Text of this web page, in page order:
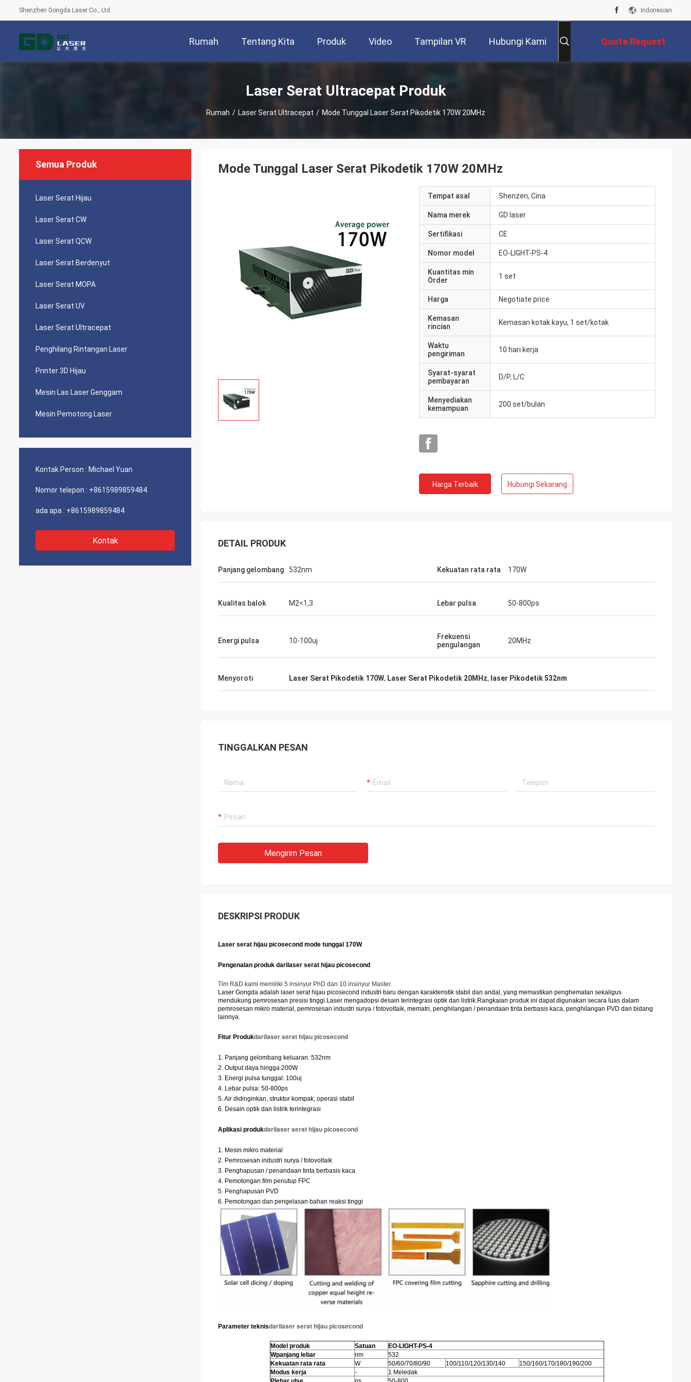
Shenzhen Gongda Laser Co., Ltd. Indonesian
Rumah Tentang Kita Produk Video Tampilan VR Hubungi Kami Quote Request
Laser Serat Ultracepat Produk
Rumah / Laser Serat Ultracepat / Mode Tunggal Laser Serat Pikodetik 170W 20MHz
Semua Produk
Laser Serat Hijau
Laser Serat CW
Laser Serat QCW
Laser Serat Berdenyut
Laser Serat MOPA
Laser Serat UV
Laser Serat Ultracepat
Penghilang Rintangan Laser
Printer 3D Hijau
Mesin Las Laser Genggam
Mesin Pemotong Laser
Kontak Person : Michael Yuan
Nomor telepon : +8615989859484
ada apa : +8615989859484
Kontak
Mode Tunggal Laser Serat Pikodetik 170W 20MHz
Tempat asal Shenzen, Cina
Nama merek GD laser
Sertifikasi CE
Nomor model EO-LIGHT-PS-4
Kuantitas min
Order
1 set
Harga Negotiate price
Kemasan
rincian
Kemasan kotak kayu, 1 set/kotak
Waktu
pengiriman
10 hari kerja
Syarat-syarat
pembayaran
D/P, L/C
Menyediakan
kemampuan
200 set/bulan
Harga Terbaik Hubungi Sekarang
DETAIL PRODUK
Panjang gelombang 532nm Kekuatan rata rata 170W
Kualitas balok M2<1,3 Lebar pulsa 50-800ps
Energi pulsa 10-100uj
Frekuensi
pengulangan
20MHz
Menyoroti Laser Serat Pikodetik 170W, Laser Serat Pikodetik 20MHz, laser Pikodetik 532nm
TINGGALKAN PESAN
Mengirim Pesan
DESKRIPSI PRODUK
Laser serat hijau picosecond mode tunggal 170W
Pengenalan produk dari laser serat hijau picosecond
Tim R&D kami memiliki 5 insinyur PhD dan 10 insinyur Master.
Laser Gongda adalah laser serat hijau picosecond industri baru dengan karakteristik stabil dan andal, yang memastikan penghematan sekaligus
mendukung pemrosesan presisi tinggi.Laser mengadopsi desain terintegrasi optik dan listrik.Rangkaian produk ini dapat digunakan secara luas dalam
pemrosesan mikro material, pemrosesan industri surya / fotovoltaik, mematri, penghilangan / penandaan tinta berbasis kaca, penghilangan PVD dan bidang
lainnya.
Fitur Produkdarilaser serat hijau picosecond
1. Panjang gelombang keluaran: 532nm
2. Output daya hingga 200W
3. Energi pulsa tunggal: 100uj
4. Lebar pulsa: 50-800ps
5. Air didinginkan, struktur kompak, operasi stabil
6. Desain optik dan listrik terintegrasi
Aplikasi produkdarilaser serat hijau picosecond
1. Mesin mikro material
2. Pemrosesan industri surya / fotovoltaik
3. Penghapusan / penandaan tinta berbasis kaca
4. Pemotongan film penutup FPC
5. Penghapusan PVD
6. Pemotongan dan pengelasan bahan reaksi tinggi
Parameter teknisdarilaser serat hijau picosecond
Model produk Satuan
EO-LIGHT-PS-4
Wpanjang lebar nm
532
Kekuatan rata rata
W 50/60/70/80/90 100/110/120/130/140
150/160/170/180/190/200
Modus kerja
-
1 Meledak